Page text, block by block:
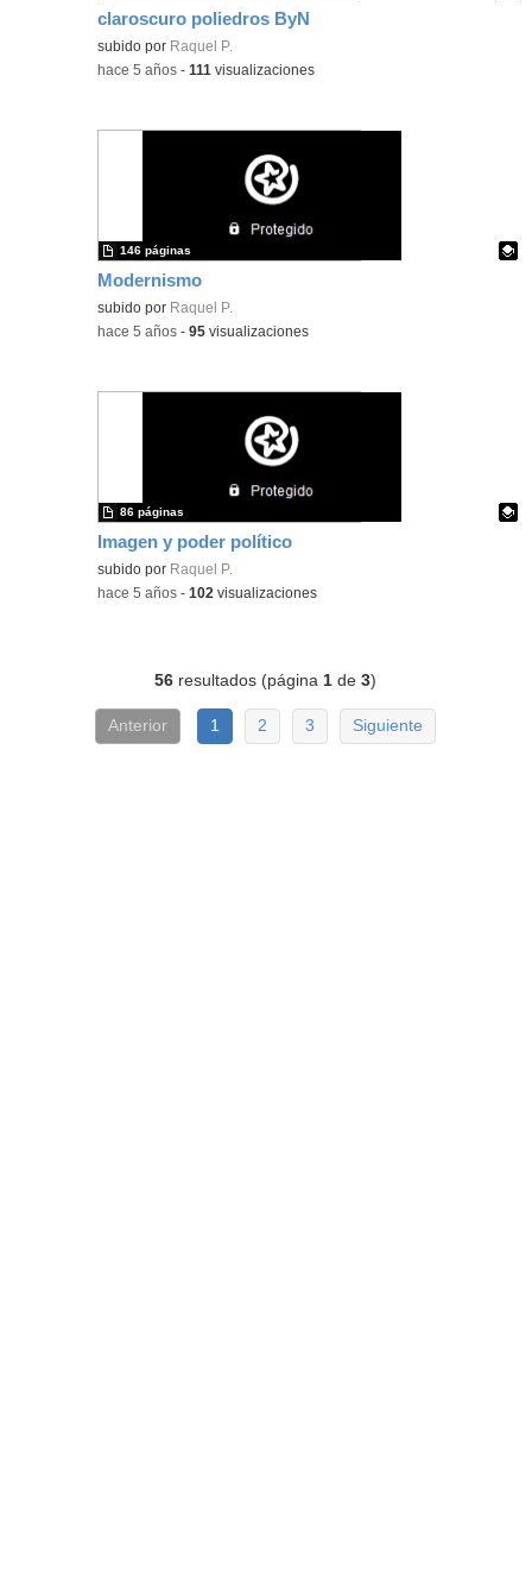
claroscuro poliedros ByN
Contenido educativo.
subido por Raquel P.
-hace 5 años -111 visualizaciones
Modernismo
Contenido educativo.
subido por Raquel P.
146 páginas
-hace 5 años -95 visualizaciones
Imagen y poder político
Contenido educativo.
subido por Raquel P.
86 páginas
-hace 5 años -102 visualizaciones
56 resultados (página 1 de3)
Anterior 1 2 3 Siguiente